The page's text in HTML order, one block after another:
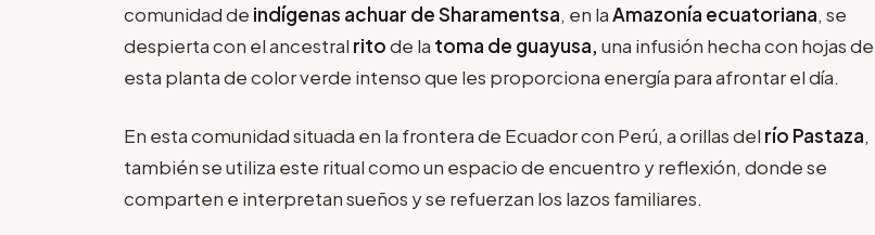
comunidad de indígenas achuar de Sharamentsa, en laAmazonía ecuatoriana, se
despierta con el ancestral ritode la toma de guayusa, una infusión hecha con hojas de
esta planta de color verde intenso que les proporciona energía para afrontar el día.
En esta comunidad situada en la frontera de Ecuador con Perú, a orillas del río Pastaza,
también se utiliza este ritual como un espacio de encuentro y reflexión, donde se
comparten e interpretan sueños y se refuerzan los lazos familiares.